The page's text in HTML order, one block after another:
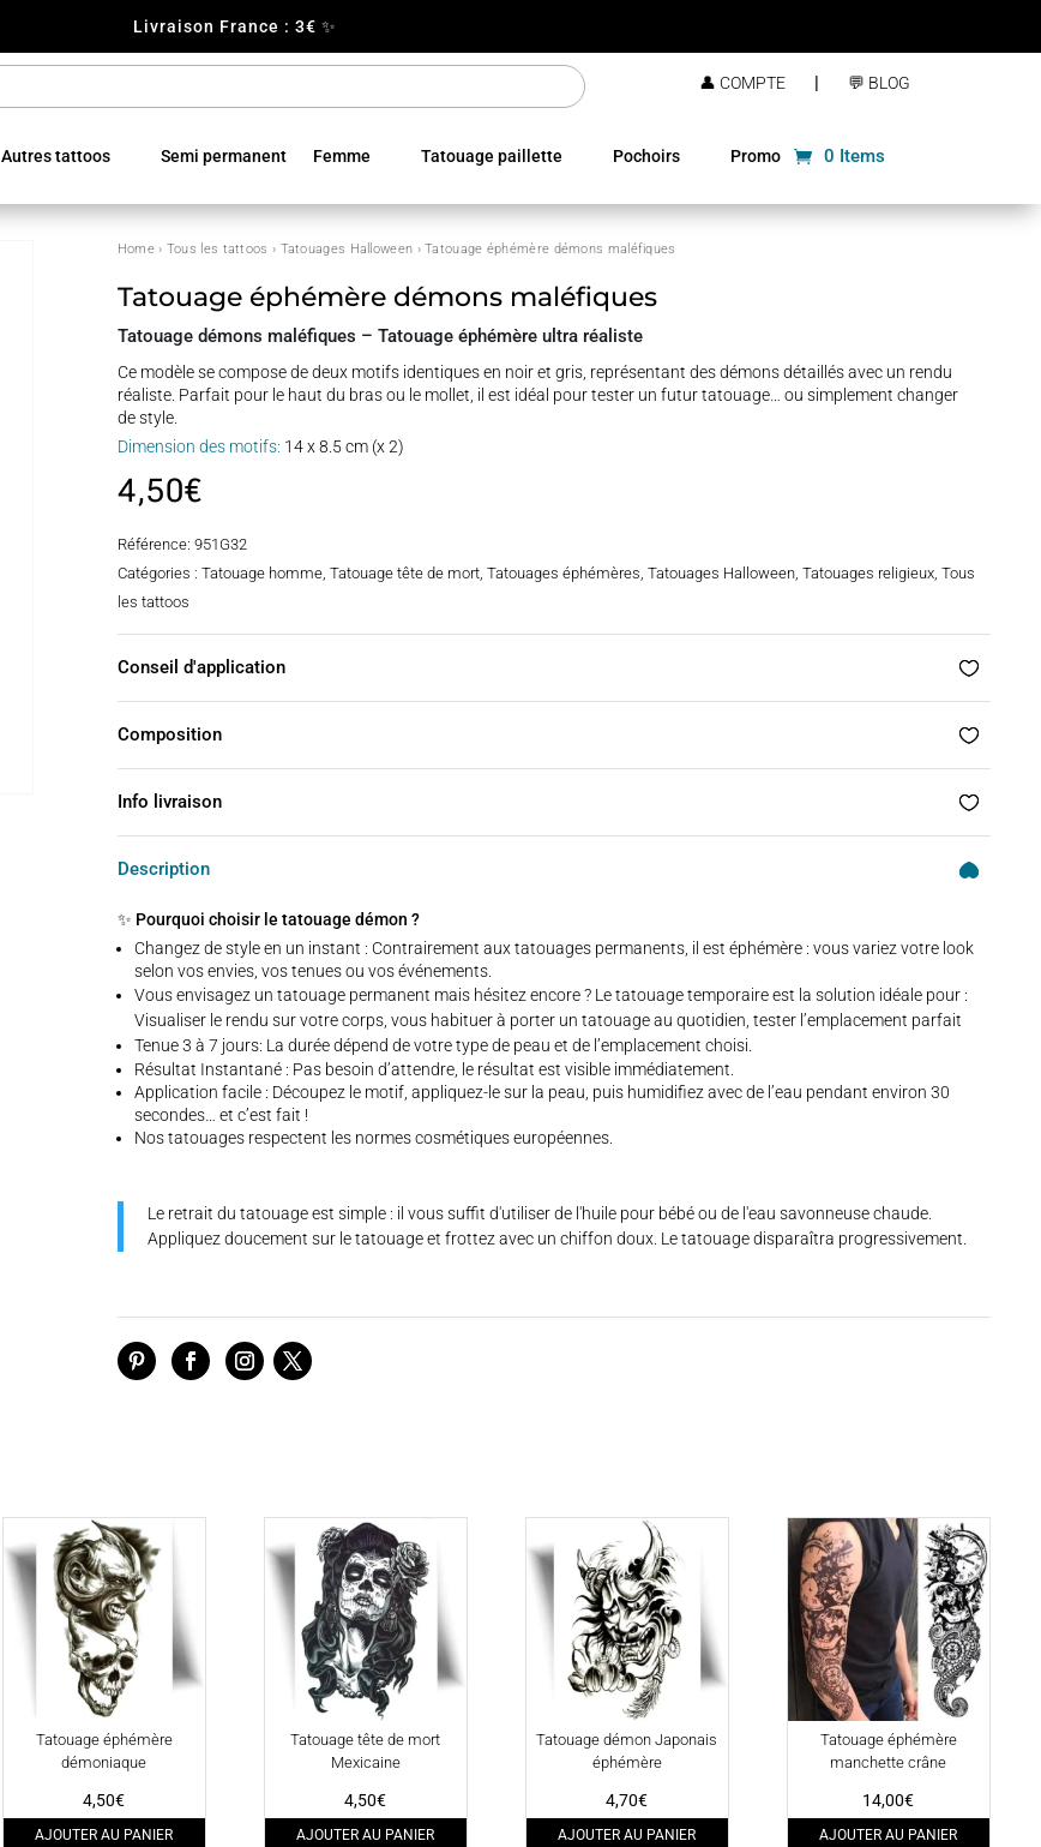
Livraison France : 3€ ✨
👤 COMPTE | 💬 BLOG
Autres tattoos Semi permanent Femme Tatouage paillette Pochoirs Promo 0 Items
Home› Tous les tattoos › Tatouages Halloween › Tatouage éphémère démons maléfiques
Tatouage éphémère démons maléfiques
Tatouage démons maléfiques – Tatouage éphémère ultra réaliste
Ce modèle se compose de deux motifs identiques en noir et gris, représentant des démons détaillés avec un rendu
réaliste. Parfait pour le haut du bras ou le mollet, il est idéal pour tester un futur tatouage… ou simplement changer
de style.
Dimension des motifs: 14 x 8.5 cm (x 2)
4,50€
Référence: 951G32
Catégories : Tatouage homme, Tatouage tête de mort, Tatouages éphémères Tatouages Halloween, Tatouages religieux, Tous
les tattoos
Conseil d'application
Composition
Info livraison
Description
✨ Pourquoi choisir le tatouage démon ?
Changez de style en un instant : Contrairement aux tatouages permanents, il est éphémère : vous variez votre look
selon vos envies, vos tenues ou vos événements.
Vous envisagez un tatouage permanent mais hésitez encore ? Le tatouage temporaire est la solution idéale pour :
Visualiser le rendu sur votre corps, vous habituer à porter un tatouage au quotidien, tester l’emplacement parfait
Tenue 3 à 7 jours: La durée dépend de votre type de peau et de l’emplacement choisi.
Résultat Instantané : Pas besoin d’attendre, le résultat est visible immédiatement.
Application facile : Découpez le motif, appliquez-le sur la peau, puis humidifiez avec de l’eau pendant environ 30
secondes… et c’est fait !
Nos tatouages respectent les normes cosmétiques européennes.
Le retrait du tatouage est simple : il vous suffit d'utiliser de l'huile pour bébé ou de l'eau savonneuse chaude.
Appliquez doucement sur le tatouage et frottez avec un chiffon doux. Le tatouage disparaîtra progressivement.
Tatouage éphémère
démoniaque
4,50€
AJOUTER AU PANIER
Tatouage tête de mort
Mexicaine
4,50€
AJOUTER AU PANIER
Tatouage démon Japonais
éphémère
4,70€
AJOUTER AU PANIER
Tatouage éphémère
manchette crâne
14,00€
AJOUTER AU PANIER